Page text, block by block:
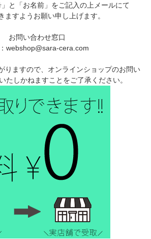
と「お名前」をご記入の上メールにて
ますようお願い申し上げます。
お問い合わせ窓口
webshop@sara-cera.com
りますので、オンラインショップのお問い
たしかねますことをご了承ください。